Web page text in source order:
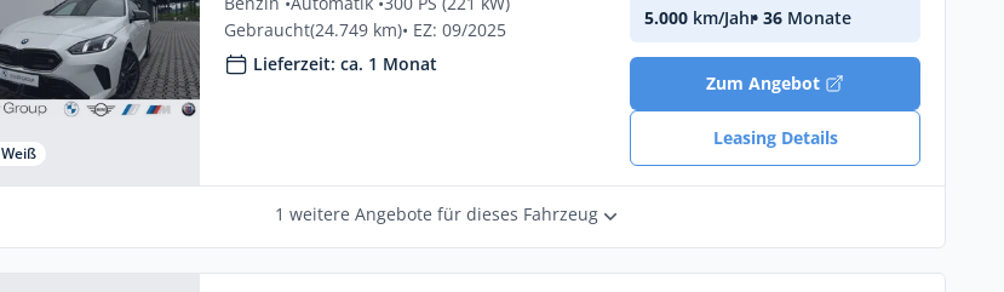
Weiß
Gebraucht(24.749 km)• EZ: 09/2025
Lieferzeit: ca. 1 Monat
5.000 km/Jahr• 36 Monate
Zum Angebot
Leasing Details
1 weitere Angebote für dieses Fahrzeug